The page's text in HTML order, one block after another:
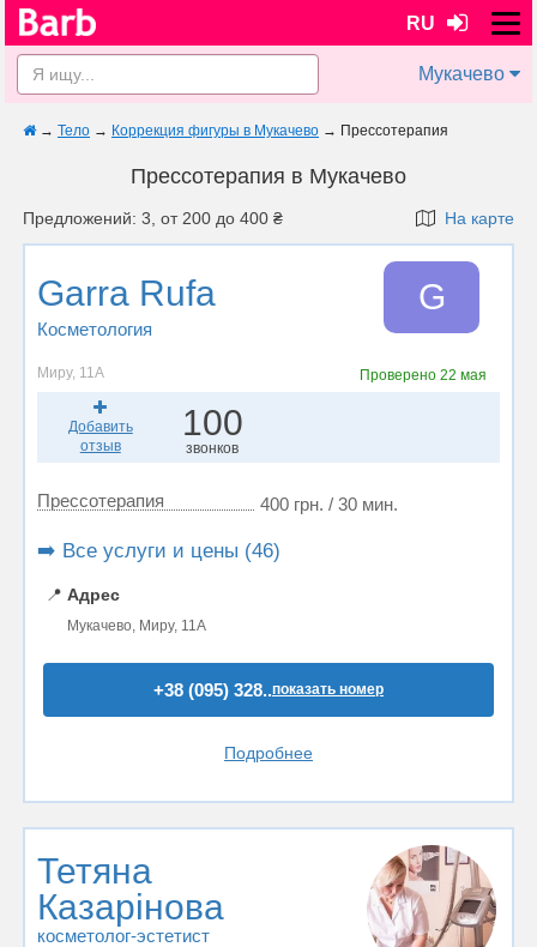
RU
Мукачево
→ Тело → Коррекция фигуры в Мукачево → Прессотерапия
Прессотерапия в Мукачево
Предложений: 3, от 200 до 400 ₴ На карте
Garra Rufa
Косметология
G
Миру, 11А Проверено 22 мая
Добавить
отзыв
100
звонков
Прессотерапия 400 грн. / 30 мин.
➡️ Все услуги и цены (46)
📍 Адрес
Мукачево, Миру, 11А
+38 (095) 328..показать номер
Подробнее
Тетяна
Казарінова
косметолог-эстетист